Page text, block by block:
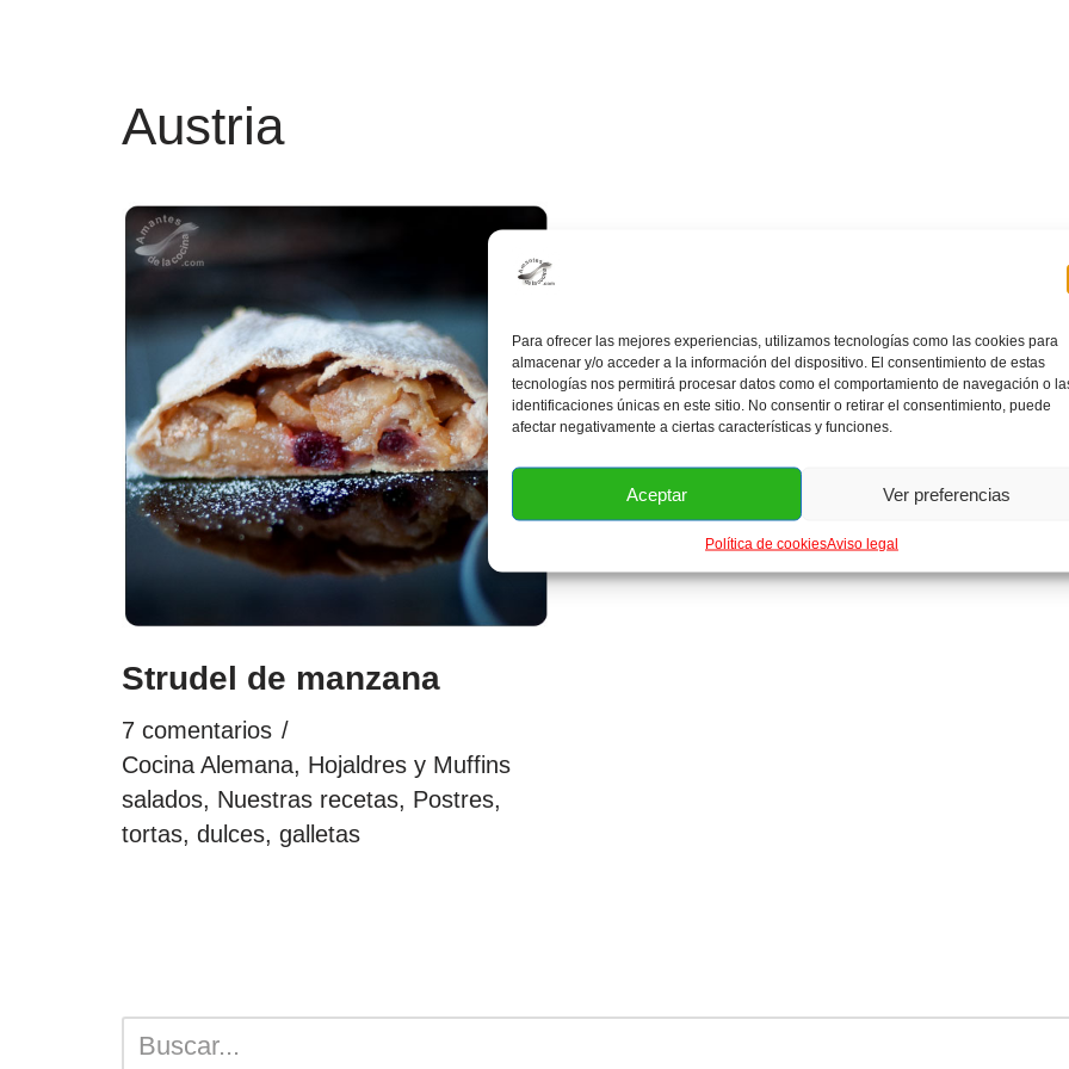
Para ofrecer las mejores experiencias, utilizamos tecnologías como las cookies para
almacenar y/o acceder a la información del dispositivo. El consentimiento de estas
tecnologías nos permitirá procesar datos como el comportamiento de navegación o
identificaciones únicas en este sitio. No consentir o retirar el consentimiento, puede
afectar negativamente a ciertas características y funciones.
Aceptar Ver preferencias
Política de cookiesAviso legal
Austria
Strudel de manzana
7 comentarios
Cocina Alemana, Hojaldres y Muffins
salados, Nuestras recetas, Postres,
tortas, dulces, galletas